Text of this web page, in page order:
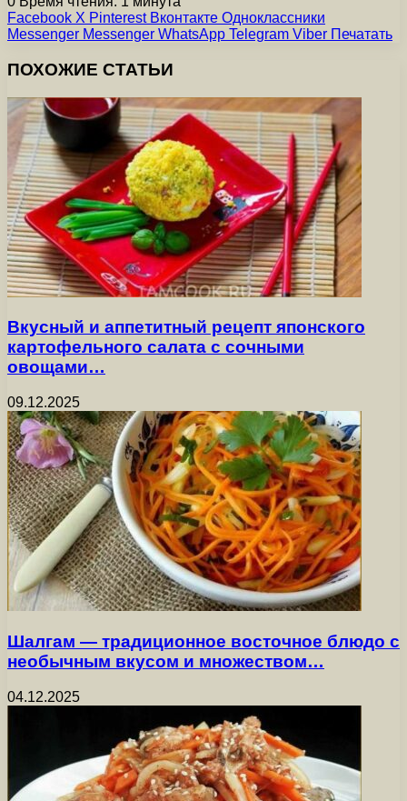
Facebook X Pinterest Вконтакте Одноклассники
Messenger Messenger WhatsApp Telegram Viber Печатать
ПОХОЖИЕ СТАТЬИ
Вкусный и аппетитный рецепт японского
картофельного салата с сочными
овощами…
09.12.2025
Шалгам — традиционное восточное блюдо с
необычным вкусом и множеством…
04.12.2025